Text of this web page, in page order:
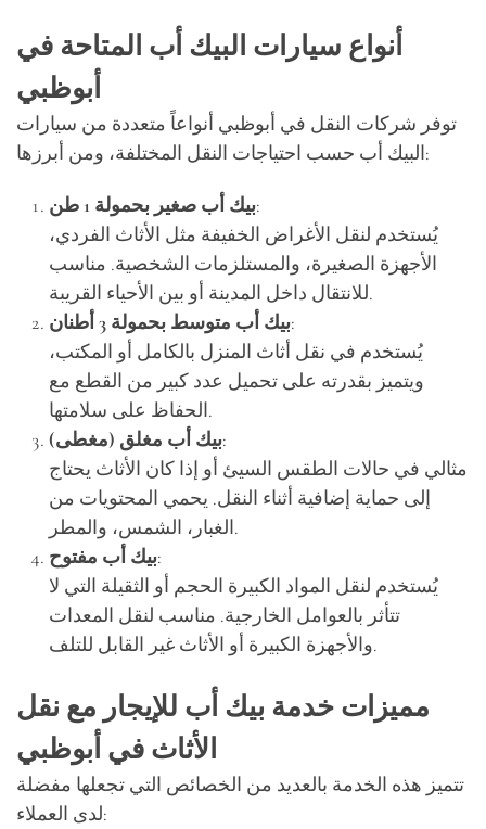
أنواع سيارات البيك أب المتاحة في
أبوظبي
توفر شركات النقل في أبوظبي أنواعاً متعددة من سيارات
البيك أب حسب احتياجات النقل المختلفة، ومن أبرزها:
بيك أب صغير بحمولة 1 طن:
يُستخدم لنقل الأغراض الخفيفة مثل الأثاث الفردي،
الأجهزة الصغيرة، والمستلزمات الشخصية. مناسب
للانتقال داخل المدينة أو بين الأحياء القريبة.
بيك أب متوسط بحمولة 3 أطنان:
يُستخدم في نقل أثاث المنزل بالكامل أو المكتب،
ويتميز بقدرته على تحميل عدد كبير من القطع مع
الحفاظ على سلامتها.
بيك أب مغلق (مغطى):
مثالي في حالات الطقس السيئ أو إذا كان الأثاث يحتاج
إلى حماية إضافية أثناء النقل. يحمي المحتويات من
الغبار، الشمس، والمطر.
بيك أب مفتوح:
يُستخدم لنقل المواد الكبيرة الحجم أو الثقيلة التي لا
تتأثر بالعوامل الخارجية. مناسب لنقل المعدات
والأجهزة الكبيرة أو الأثاث غير القابل للتلف.
مميزات خدمة بيك أب للإيجار مع نقل
الأثاث في أبوظبي
تتميز هذه الخدمة بالعديد من الخصائص التي تجعلها مفضلة
لدى العملاء: